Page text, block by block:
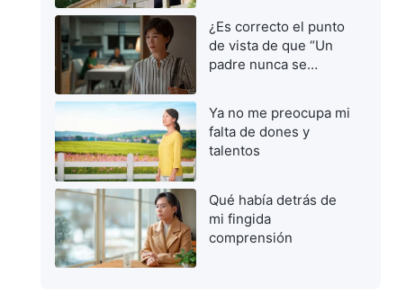
¿Es correcto el punto
de vista de que “Un
padre nunca se
Ya no me preocupa mi
falta de dones y
talentos
Qué había detrás de
mi fingida
comprensión